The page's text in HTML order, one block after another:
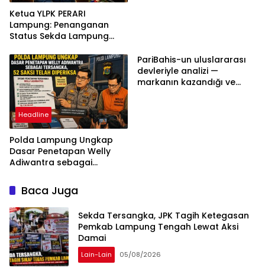
Ketua YLPK PERARI
Lampung: Penanganan
Status Sekda Lampung
Berdasarkan Aturan,
Bukan Tekanan Opini
Headline
Polda Lampung Ungkap
Dasar Penetapan Welly
Adiwantra sebagai
Diperiksa
PariBahis-un uluslararası
devleriyle analizi —
markanın kazandığı ve
Baca Juga
Sekda Tersangka, JPK Tagih Ketegasan
Pemkab Lampung Tengah Lewat Aksi
Damai
Lain-Lain 05/08/2026